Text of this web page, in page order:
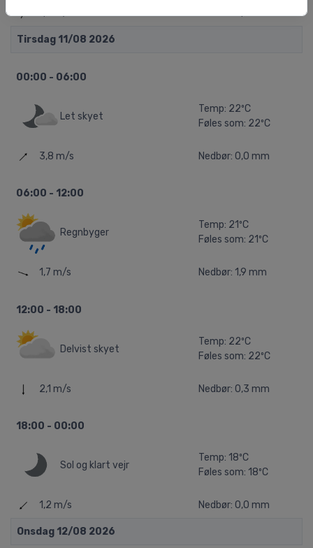
1,6 m/s Nedbør: 0,0 mm
Tirsdag 11/08 2026
00:00 - 06:00
Let skyet
Temp: 22ºC
Føles som: 22ºC
3,8 m/s Nedbør: 0,0 mm
06:00 - 12:00
Regnbyger
Temp: 21ºC
Føles som: 21ºC
1,7 m/s Nedbør: 1,9 mm
12:00 - 18:00
Delvist skyet
Temp: 22ºC
Føles som: 22ºC
2,1 m/s Nedbør: 0,3 mm
18:00 - 00:00
Sol og klart vejr
Temp: 18ºC
Føles som: 18ºC
1,2 m/s Nedbør: 0,0 mm
Onsdag 12/08 2026